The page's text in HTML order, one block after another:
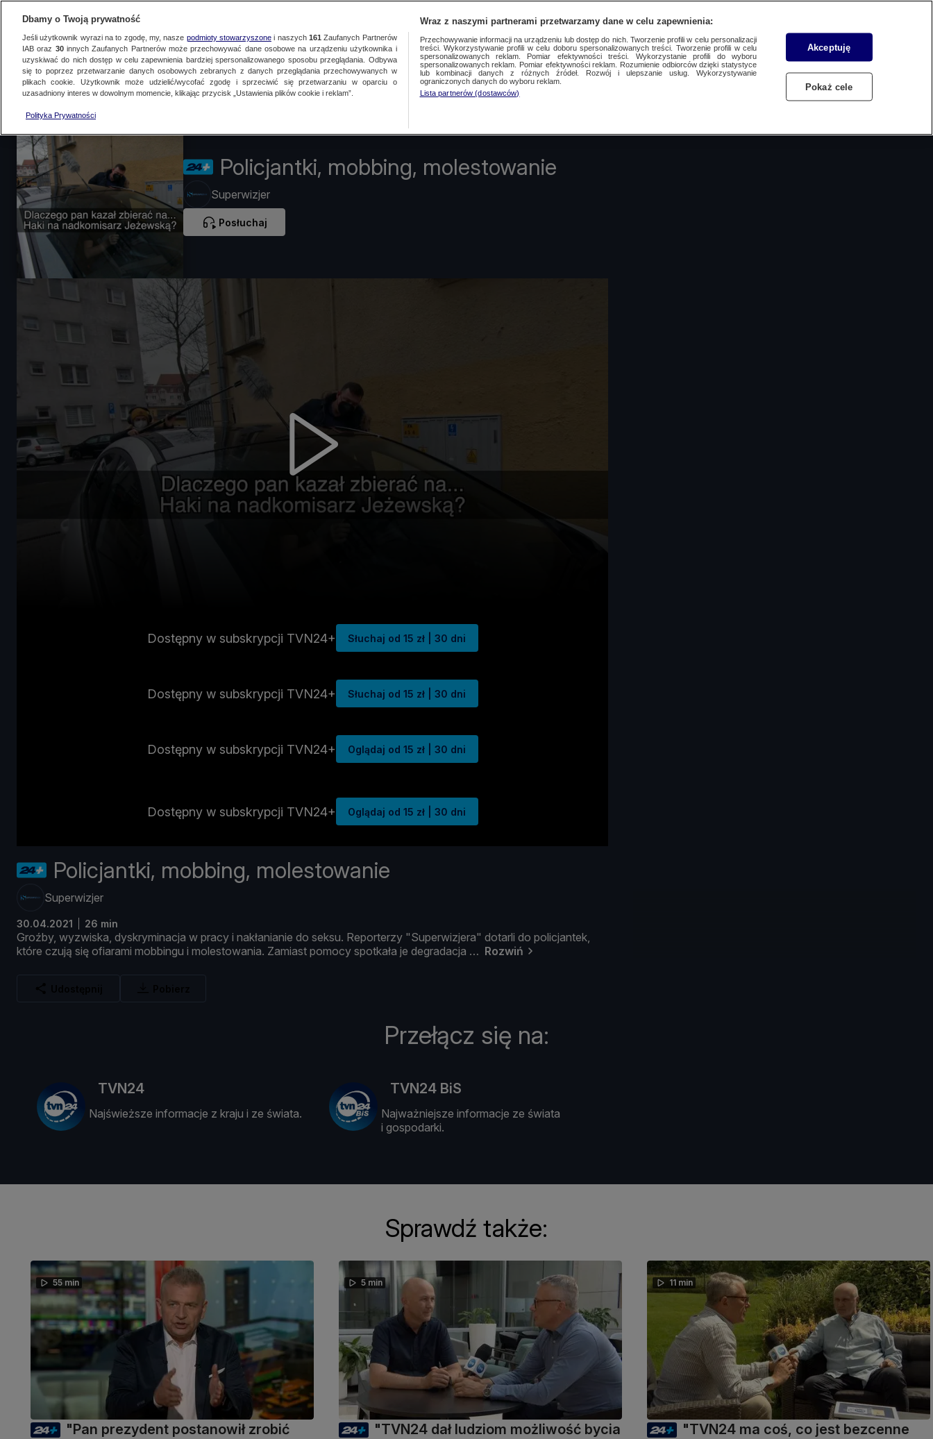
Wpisz szukane słowo
Zaloguj się
Na żywoProgramyFilmy dokumentalnePodcasty Artykuły Newslettery CzytajSłuchaj
Policjantki, mobbing, molestowanie
Superwizjer
Posłuchaj
Dostępny w subskrypcji TVN24+ Słuchaj od 15 zł | 30 dni
Dostępny w subskrypcji TVN24+ Słuchaj od 15 zł | 30 dni
Dostępny w subskrypcji TVN24+ Oglądaj od 15 zł | 30 dni
Dostępny w subskrypcji TVN24+ Oglądaj od 15 zł | 30 dni
Policjantki, mobbing, molestowanie
Superwizjer
30.04.2021 26 min
Groźby, wyzwiska, dyskryminacja w pracy i nakłanianie do seksu. Reporterzy "Superwizjera" dotarli do policjantek,
które czują się ofiarami mobbingu i molestowania. Zamiast pomocy spotkała je degradacja Rozwiń
Przełącz się na:
TVN24
Najświeższe informacje z kraju i ze świata.
TVN24 BiS
Najważniejsze informacje ze świata
i gospodarki.
Sprawdź także:
55 min
"Pan prezydent postanowił zrobić
5 min
"TVN24 dał ludziom możliwość bycia
11 min
"TVN24 ma coś, co jest bezcenne
Dbamy o Twoją prywatność
Jeśli użytkownik wyrazi na to zgodę, my, nasze podmioty stowarzyszonei naszych 161 Zaufanych Partnerów
IAB oraz 30innych Zaufanych Partnerów może przechowywać dane osobowe na urządzeniu użytkownika i
uzyskiwać do nich dostęp w celu zapewnienia bardziej spersonalizowanego sposobu przeglądania. Odbywa
się to poprzez przetwarzanie danych osobowych zebranych z danych przeglądania przechowywanych w
plikach cookie. Użytkownik może udzielić/wycofać zgodę i sprzeciwić się przetwarzaniu w oparciu o
uzasadniony interes w dowolnym momencie, klikając przycisk „Ustawienia plików cookie i reklam”.
Polityka Prywatności
Wraz z naszymi partnerami przetwarzamy dane w celu zapewnienia:
Przechowywanie informacji na urządzeniu lub dostęp do nich. Tworzenie profili w celu personalizacji
treści. Wykorzystywanie profili w celu doboru spersonalizowanych treści. Tworzenie profili w celu
spersonalizowanych reklam. Pomiar efektywności treści. Wykorzystanie profili do wyboru
spersonalizowanych reklam. Pomiar efektywności reklam. Rozumienie odbiorców dzięki statystyce
lub kombinacji danych z różnych źródeł. Rozwój i ulepszanie usług. Wykorzystywanie
ograniczonych danych do wyboru reklam.
Lista partnerów (dostawców)
Akceptuję
Pokaż cele